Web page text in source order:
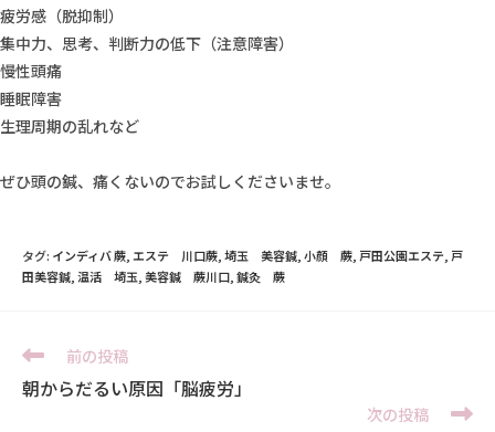
疲労感（脱抑制）
集中力、思考、判断力の低下（注意障害）
慢性頭痛
睡眠障害
生理周期の乱れなど
ぜひ頭の鍼、痛くないのでお試しくださいませ。
タグ: インディバ 蕨 エステ 川口蕨 埼玉 美容鍼 小顔 蕨 戸田公園エステ 戸
田美容鍼 温活 埼玉 美容鍼 蕨川口 鍼灸 蕨
前の投稿
朝からだるい原因「脳疲労」
次の投稿